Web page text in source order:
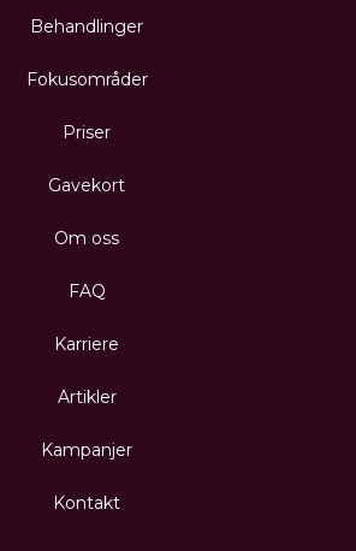
Behandlinger
Fokusområder
Priser
Gavekort
Om oss
FAQ
Karriere
Artikler
Kampanjer
Kontakt